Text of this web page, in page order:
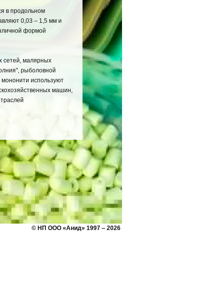
в продольном
0,03 ‒ 1,5 мм и
формой
сетей, малярных
рыболовной
используют
машин,
© НП ООО «Анид» 1997 ‒ 2026